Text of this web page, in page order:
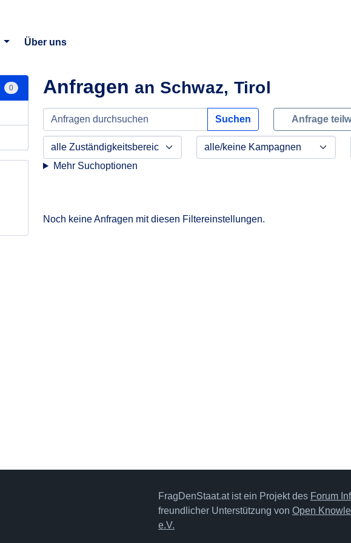
Über uns
Anfragen an Schwaz, Tirol
Suchen Anfrage
Mehr Suchoptionen
Noch keine Anfragen mit diesen Filtereinstellungen.
0
FragDenStaat.at ist ein Projekt des Forum
freundlicher Unterstützung von Open
e.V.